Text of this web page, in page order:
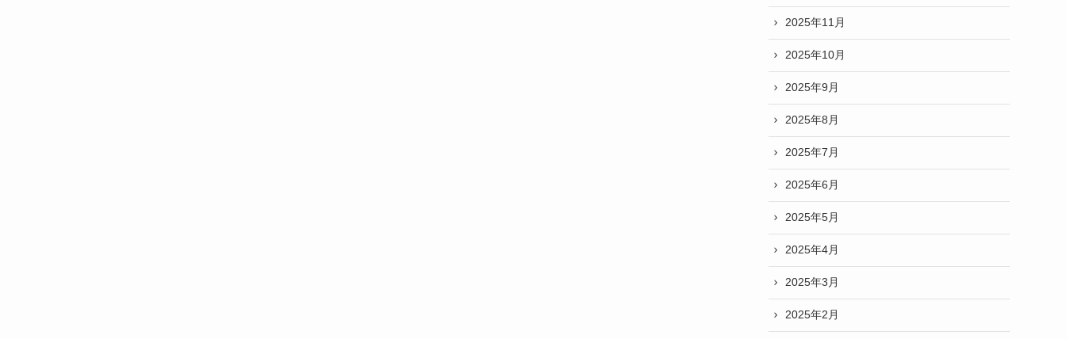
2025年11月
2025年10月
2025年9月
2025年8月
2025年7月
2025年6月
2025年5月
2025年4月
2025年3月
2025年2月